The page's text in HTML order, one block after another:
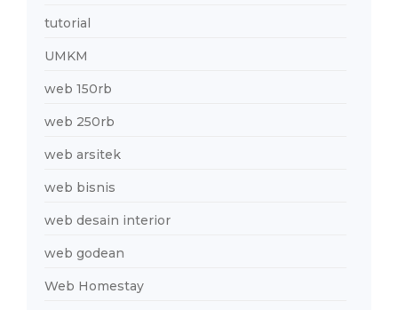
tutorial
UMKM
web 150rb
web 250rb
web arsitek
web bisnis
web desain interior
web godean
Web Homestay